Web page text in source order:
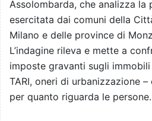
Assolombarda, che analizza la
esercitata dai comuni della
Milano e delle province di
L’indagine rileva e mette a
imposte gravanti sugli immobili
TARI, oneri di urbanizzazione –
per quanto riguarda le persone.